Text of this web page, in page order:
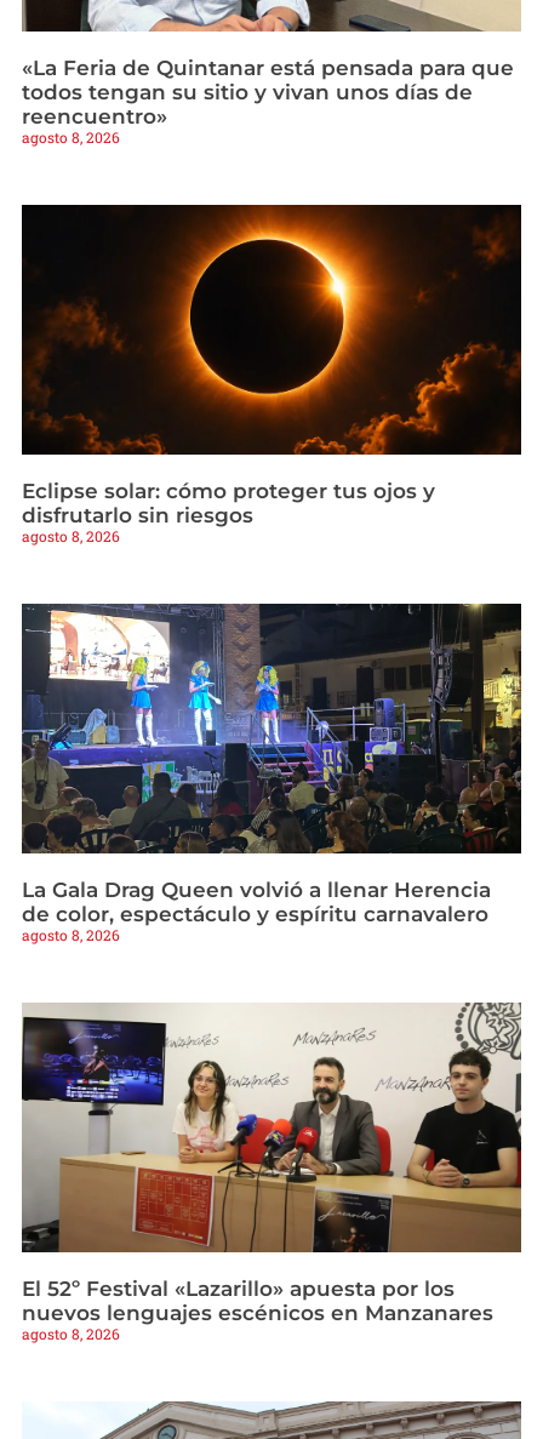
«La Feria de Quintanar está pensada para que
todos tengan su sitio y vivan unos días de
reencuentro»
agosto 8, 2026
Eclipse solar: cómo proteger tus ojos y
disfrutarlo sin riesgos
agosto 8, 2026
La Gala Drag Queen volvió a llenar Herencia
de color, espectáculo y espíritu carnavalero
agosto 8, 2026
El 52º Festival «Lazarillo» apuesta por los
nuevos lenguajes escénicos en Manzanares
agosto 8, 2026